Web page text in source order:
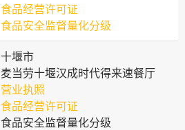
食品经营许可证
食品安全监督量化分级
十堰市
麦当劳十堰汉成时代得来速餐厅
营业执照
食品经营许可证
食品安全监督量化分级